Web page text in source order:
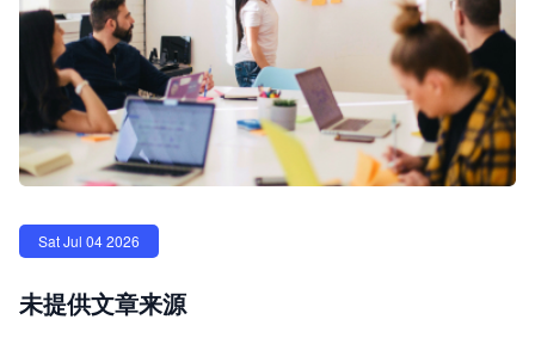
Sat Jul 04 2026
未提供文章来源